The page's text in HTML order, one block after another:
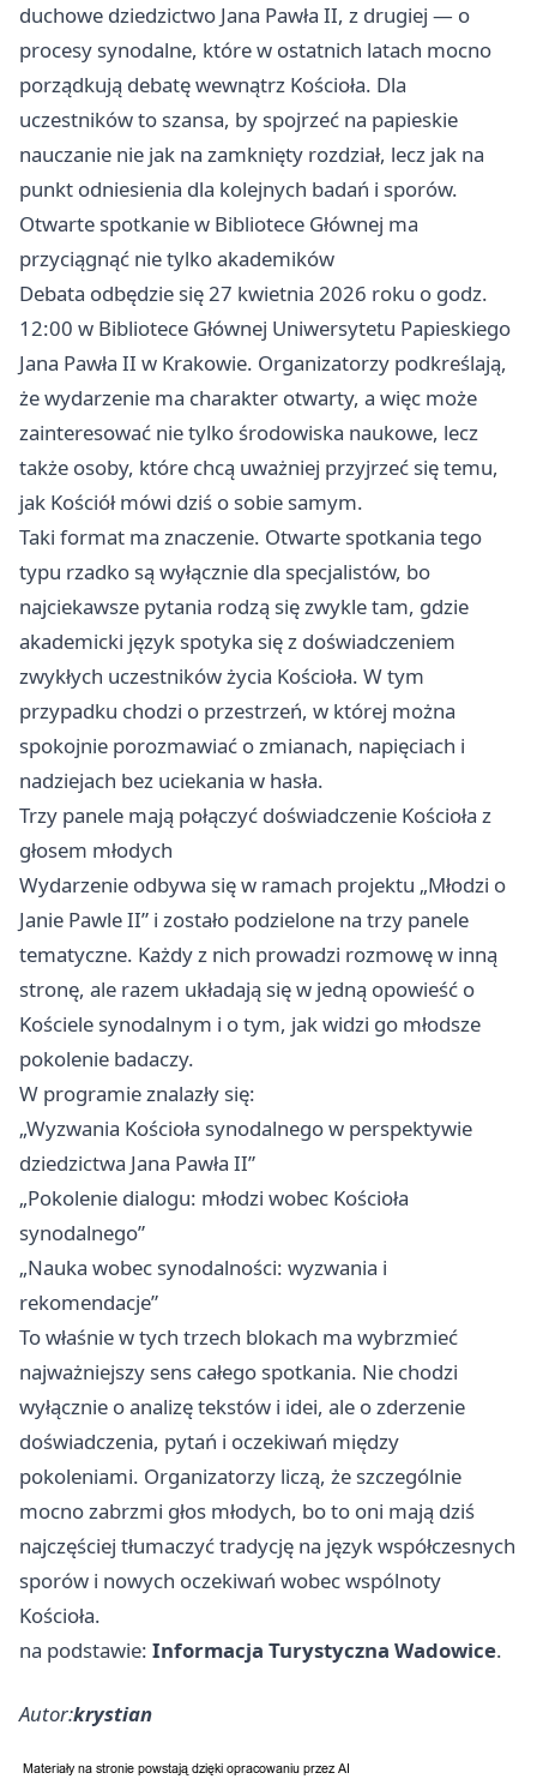
duchowe dziedzictwo Jana Pawła II, z drugiej — o
procesy synodalne, które w ostatnich latach mocno
porządkują debatę wewnątrz Kościoła. Dla
uczestników to szansa, by spojrzeć na papieskie
nauczanie nie jak na zamknięty rozdział, lecz jak na
punkt odniesienia dla kolejnych badań i sporów.
Otwarte spotkanie w Bibliotece Głównej ma
przyciągnąć nie tylko akademików
Debata odbędzie się 27 kwietnia 2026 roku o godz.
12:00 w Bibliotece Głównej Uniwersytetu Papieskiego
Jana Pawła II w Krakowie. Organizatorzy podkreślają,
że wydarzenie ma charakter otwarty, a więc może
zainteresować nie tylko środowiska naukowe, lecz
także osoby, które chcą uważniej przyjrzeć się temu,
jak Kościół mówi dziś o sobie samym.
Taki format ma znaczenie. Otwarte spotkania tego
typu rzadko są wyłącznie dla specjalistów, bo
najciekawsze pytania rodzą się zwykle tam, gdzie
akademicki język spotyka się z doświadczeniem
zwykłych uczestników życia Kościoła. W tym
przypadku chodzi o przestrzeń, w której można
spokojnie porozmawiać o zmianach, napięciach i
nadziejach bez uciekania w hasła.
Trzy panele mają połączyć doświadczenie Kościoła z
głosem młodych
Wydarzenie odbywa się w ramach projektu „Młodzi o
Janie Pawle II” i zostało podzielone na trzy panele
tematyczne. Każdy z nich prowadzi rozmowę w inną
stronę, ale razem układają się w jedną opowieść o
Kościele synodalnym i o tym, jak widzi go młodsze
pokolenie badaczy.
W programie znalazły się:
„Wyzwania Kościoła synodalnego w perspektywie
dziedzictwa Jana Pawła II”
„Pokolenie dialogu: młodzi wobec Kościoła
synodalnego”
„Nauka wobec synodalności: wyzwania i
rekomendacje”
To właśnie w tych trzech blokach ma wybrzmieć
najważniejszy sens całego spotkania. Nie chodzi
wyłącznie o analizę tekstów i idei, ale o zderzenie
doświadczenia, pytań i oczekiwań między
pokoleniami. Organizatorzy liczą, że szczególnie
mocno zabrzmi głos młodych, bo to oni mają dziś
najczęściej tłumaczyć tradycję na język współczesnych
sporów i nowych oczekiwań wobec wspólnoty
Kościoła.
na podstawie: Informacja Turystyczna Wadowice.
Autor:krystian